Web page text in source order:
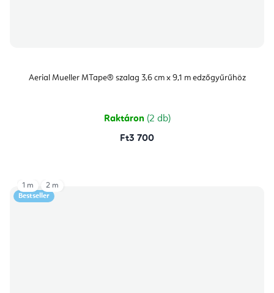
Aerial Mueller MTape® szalag 3,6 cm x 9,1 m edzőgyűrűhöz
Raktáron (2 db)
Ft3 700
Bestseller
1 m 2 m